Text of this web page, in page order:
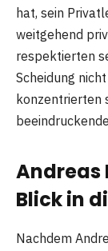
hat, sein
weitgehend
respektierten
Scheidung
konzentrierten
Andreas
Blick in
Nachdem